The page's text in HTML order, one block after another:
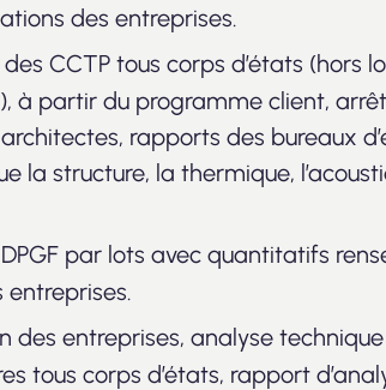
des entreprises.
CCTP tous corps d’états (hors
à partir du programme client,
rapports des bureaux
la structure, la thermique,
par lots avec quantitatifs
des entreprises, analyse
tous corps d’états, rapport